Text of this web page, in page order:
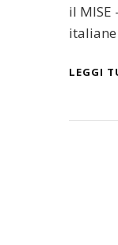
il
LEGGI